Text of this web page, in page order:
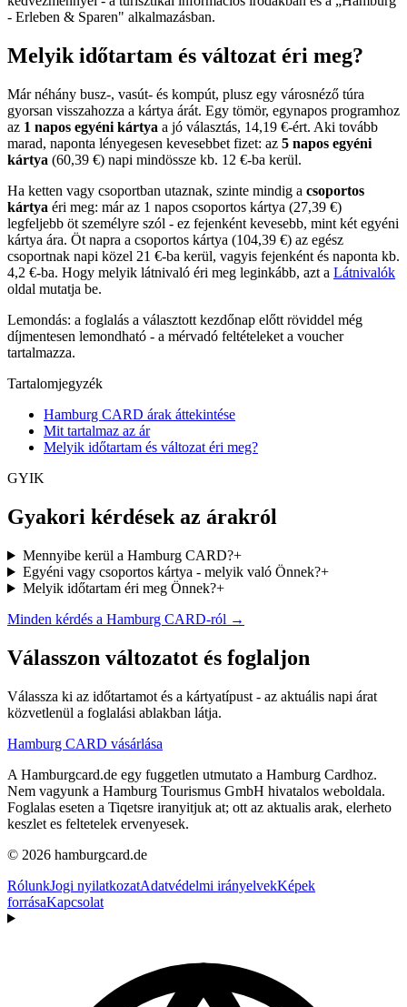
- Erleben & Sparen" alkalmazásban.
Melyik időtartam és változat éri meg?
Már néhány busz-, vasút- és kompút, plusz egy városnéző túra
gyorsan visszahozza a kártya árát. Egy tömör, egynapos programhoz
az 1 napos egyéni kártya a jó választás, 14,19 €-ért. Aki tovább
marad, naponta lényegesen kevesebbet fizet: az 5 napos egyéni
kártya (60,39 €) napi mindössze kb. 12 €-ba kerül.
Ha ketten vagy csoportban utaznak, szinte mindig a csoportos
kártya éri meg: már az 1 napos csoportos kártya (27,39 €)
legfeljebb öt személyre szól - ez fejenként kevesebb, mint két egyéni
kártya ára. Öt napra a csoportos kártya (104,39 €) az egész
csoportnak napi közel 21 €-ba kerül, vagyis fejenként és naponta kb.
4,2 €-ba. Hogy melyik látnivaló éri meg leginkább, azt a Látnivalók
oldal mutatja be.
Lemondás: a foglalás a választott kezdőnap előtt röviddel még
díjmentesen lemondható - a mérvadó feltételeket a voucher
tartalmazza.
Tartalomjegyzék
Hamburg CARD árak áttekintése
Mit tartalmaz az ár
Melyik időtartam és változat éri meg?
GYIK
Gyakori kérdések az árakról
Mennyibe kerül a Hamburg CARD?+
Egyéni vagy csoportos kártya - melyik való Önnek?+
Melyik időtartam éri meg Önnek?+
Minden kérdés a Hamburg CARD-ról →
Válasszon változatot és foglaljon
Válassza ki az időtartamot és a kártyatípust - az aktuális napi árat
közvetlenül a foglalási ablakban látja.
Hamburg CARD vásárlása
A Hamburgcard.de egy fuggetlen utmutato a Hamburg Cardhoz.
Nem vagyunk a Hamburg Tourismus GmbH hivatalos weboldala.
Foglalas eseten a Tiqetsre iranyitjuk at; ott az aktualis arak, elerheto
keszlet es feltetelek ervenyesek.
© 2026 hamburgcard.de
RólunkJogi nyilatkozatAdatvédelmi irányelvekKépek
forrásaKapcsolat